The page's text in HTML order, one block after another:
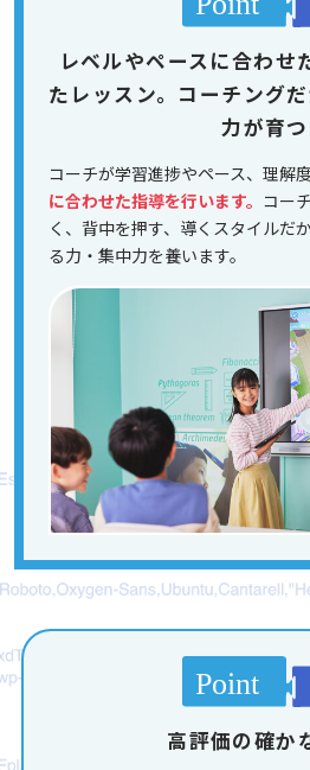
レベルやペースに合わせ
たレッスン。コーチング
力が育つ
コーチが学習進捗やペース、理解度
に合わせた指導を行います。 コー
く、背中を押す、導くスタイルだ
る力・集中力を養います。
高評価の確か